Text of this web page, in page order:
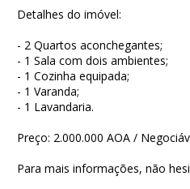
Detalhes do imóvel:
- 2 Quartos aconchegantes;
- 1 Sala com dois ambientes;
- 1 Cozinha equipada;
- 1 Varanda;
- 1 Lavandaria.
Preço: 2.000.000 AOA /
Para mais informações, não